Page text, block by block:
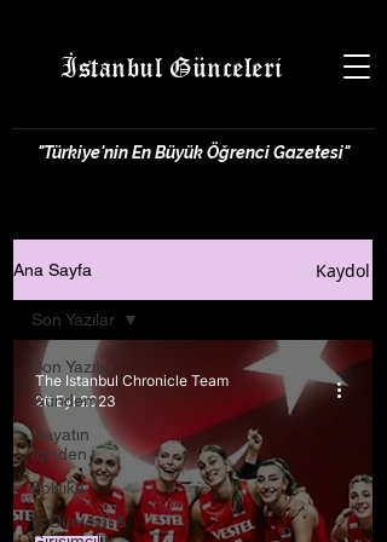
İstanbul Günceleri
"Türkiye'nin En Büyük Öğrenci Gazetesi"
Ana Sayfa Kaydol
Son Yazılar
Gündem
Hayatın
İçinden
Politika
İş Dünyası &
Son Yazılar
The Istanbul Chronicle Team
26 Eyl 2023